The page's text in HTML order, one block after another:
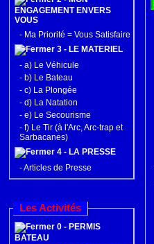
ENGAGEMENT ENVERS
VOUS
- Ma Priorité = Vous Satisfaire
3 - LE MATERIEL
- a) Le Véhicule
- b) Le Bateau
- c) La Plongée
- d) La Natation
- e) Le Secourisme
- f) Le Tir (à l'Arc, Arc-trap et
Sarbacanes)
4 - LA PRESSE
-Articles de Presse
Les Activités
0 - PERMIS
BATEAU